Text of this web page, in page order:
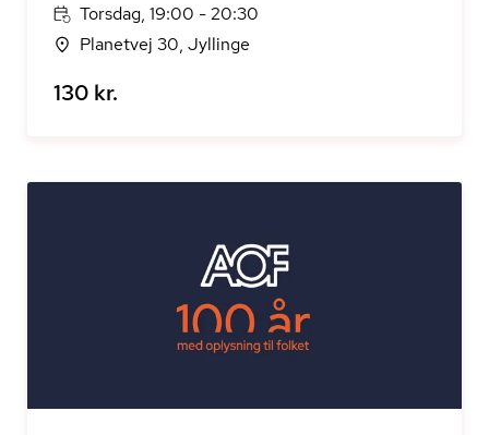
Torsdag, 19:00 - 20:30
Planetvej 30, Jyllinge
130 kr.